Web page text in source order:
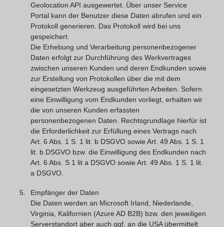
Geolocation API ausgewertet. Über unser Service
Portal kann der Benutzer diese Daten abrufen und ein
Protokoll generieren. Das Protokoll wird bei uns
gespeichert.
Die Erhebung und Verarbeitung personenbezogener
Daten erfolgt zur Durchführung des Werkvertrages
zwischen unseren Kunden und deren Endkunden sowie
zur Erstellung von Protokollen über die mit dem
eingesetzten Werkzeug ausgeführten Arbeiten. Sofern
eine Einwilligung vom Endkunden vorliegt, erhalten wir
die von unseren Kunden erfassten
personenbezogenen Daten. Rechtsgrundlage hierfür ist
die Erforderlichkeit zur Erfüllung eines Vertrags nach
Art. 6 Abs. 1 S. 1 lit. b DSGVO sowie Art. 49 Abs. 1 S. 1
lit. b DSGVO bzw. die Einwilligung des Endkunden nach
Art. 6 Abs. S 1 lit a DSGVO sowie Art. 49 Abs. 1 S. 1 lit.
a DSGVO.
Empfänger der Daten
Die Daten werden an Microsoft Irland, Niederlande,
Virginia, Kalifornien (Azure AD B2B) bzw. den jeweiligen
Serverstandort aber auch ggf. an die USA übermittelt